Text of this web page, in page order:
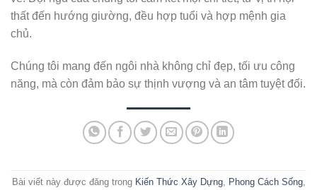
thất đến hướng giường, đều hợp tuổi và hợp mệnh gia
chủ.
Chúng tôi mang đến ngôi nhà không chỉ đẹp, tối ưu công
năng, mà còn đảm bảo sự thịnh vượng và an tâm tuyệt đối.
Bài viết này được đăng trong Kiến Thức Xây Dựng, Phong Cách Sống,